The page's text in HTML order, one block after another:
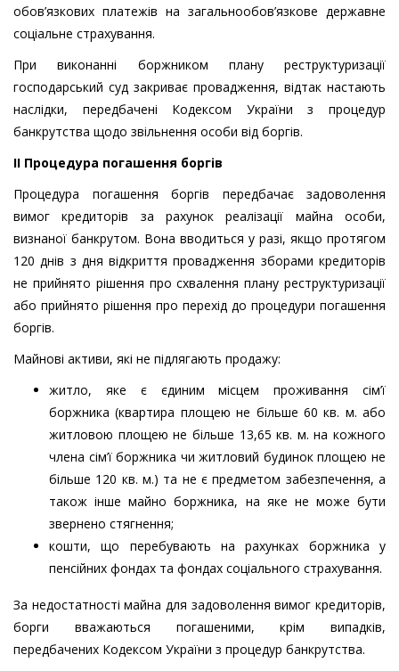
обов’язкових платежів на загальнообов’язкове державне
соціальне страхування.
При виконанні боржником плану реструктуризації
господарський суд закриває провадження, відтак настають
наслідки, передбачені Кодексом України з процедур
банкрутства щодо звільнення особи від боргів.
ІІ Процедура погашення боргів
Процедура погашення боргів передбачає задоволення
вимог кредиторів за рахунок реалізації майна особи,
визнаної банкрутом. Вона вводиться у разі, якщо протягом
120 днів з дня відкриття провадження зборами кредиторів
не прийнято рішення про схвалення плану реструктуризації
або прийнято рішення про перехід до процедури погашення
боргів.
Майнові активи, які не підлягають продажу:
житло, яке є єдиним місцем проживання сім’ї
боржника (квартира площею не більше 60 кв. м. або
житловою площею не більше 13,65 кв. м. на кожного
члена сім’ї боржника чи житловий будинок площею не
більше 120 кв. м.) та не є предметом забезпечення, а
також інше майно боржника, на яке не може бути
звернено стягнення;
кошти, що перебувають на рахунках боржника у
пенсійних фондах та фондах соціального страхування.
За недостатності майна для задоволення вимог кредиторів,
борги вважаються погашеними, крім випадків,
передбачених Кодексом України з процедур банкрутства.